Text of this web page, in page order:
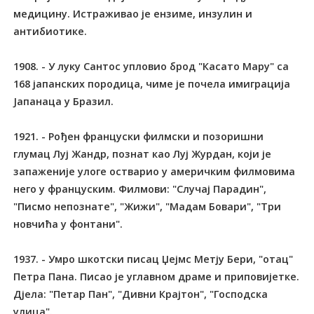
медицину. Истраживао је ензиме, инзулин и
антибиотике.
1908. - У луку Сантос упловио брод "Касато Мару" са
168 јапанских породица, чиме је почела имиграција
Јапанаца у Бразил.
1921. - Рођен француски филмски и позоришни
глумац Луј Жандр, познат као Луј Журдан, који је
запаженије улоге остварио у америчким филмовима
него у француским. Филмови: "Случај Парадин",
"Писмо непознате", "Жижи", "Мадам Бовари", "Три
новчића у фонтани".
1937. - Умро шкотски писац Џејмс Метју Бери, "отац"
Петра Пана. Писао је углавном драме и приповијетке.
Дјела: "Петар Пан", "Дивни Крајтон", "Господска